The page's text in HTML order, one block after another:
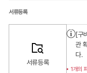
서류등록
서류등록
[구
관
다.
1개의